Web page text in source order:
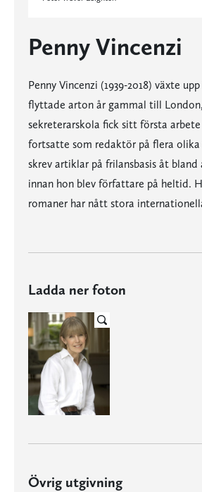
Penny Vincenzi
Penny Vincenzi (1939-2018) växte
flyttade arton år gammal till
sekreterarskola fick sitt första
fortsatte som redaktör på flera
skrev artiklar på frilansbasis åt bland
innan hon blev författare på heltid.
romaner har nått stora
Ladda ner foton
Övrig utgivning